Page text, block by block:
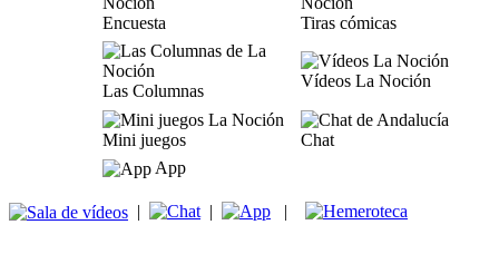
Encuesta Tiras cómicas
Las Columnas
Vídeos La Noción
Mini juegos
Chat
App
| | |